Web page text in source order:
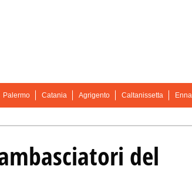
Palermo Catania Agrigento Caltanissetta Enna
del